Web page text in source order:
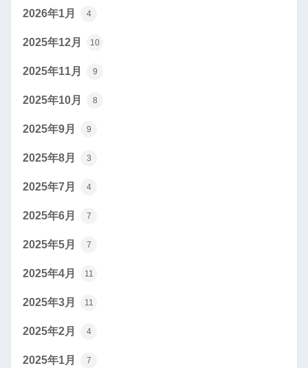
2026年1月 4
2025年12月 10
2025年11月 9
2025年10月 8
2025年9月 9
2025年8月 3
2025年7月 4
2025年6月 7
2025年5月 7
2025年4月 11
2025年3月 11
2025年2月 4
2025年1月 7